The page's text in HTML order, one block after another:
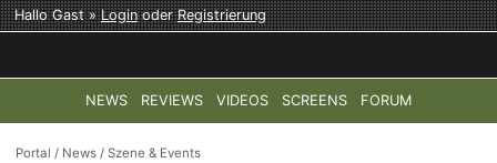
Hallo Gast »LoginoderRegistrierung
NEWS REVIEWS VIDEOS SCREENS FORUM
TOP-THEMEN: COD: MODERN WARFARE 4 HALO:
Portal / News /Szene & Events